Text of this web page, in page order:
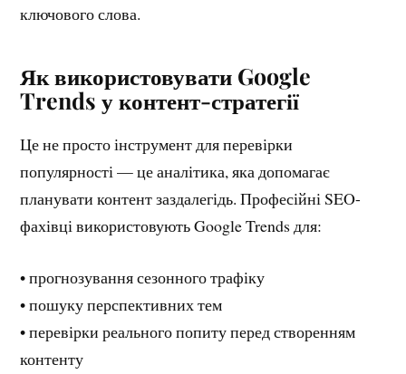
ключового слова.
Як використовувати Google
Trends у контент-стратегії
Це не просто інструмент для перевірки
популярності — це аналітика, яка допомагає
планувати контент заздалегідь. Професійні SEO-
фахівці використовують Google Trends для:
• прогнозування сезонного трафіку
• пошуку перспективних тем
• перевірки реального попиту перед створенням
контенту